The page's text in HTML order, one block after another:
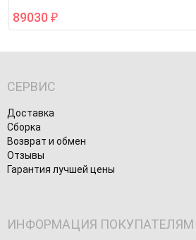
89030 ₽
СЕРВИС
Доставка
Сборка
Возврат и обмен
Отзывы
Гарантия лучшей цены
ИНФОРМАЦИЯ ПОКУПАТЕЛЯМ